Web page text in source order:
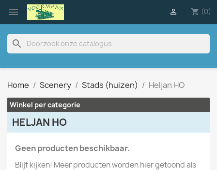
 shopping_cart (0)

search
Home Scenery Stads (huizen) Heljan HO
Winkel per categorie
HELJAN HO
Geen producten beschikbaar.
Blijf kijken! Meer producten worden hier getoond als